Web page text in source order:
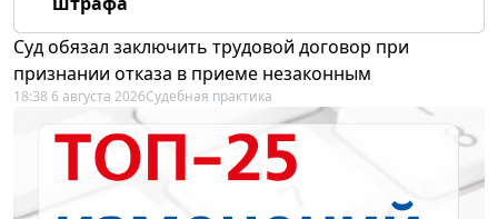
Суд обязал заключить трудовой договор при
признании отказа в приеме незаконным
18:38 6 августа 2026Судебная практика